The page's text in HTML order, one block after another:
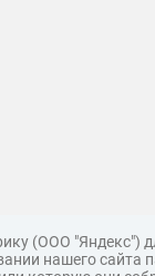
(ООО "Яндекс")
нашего сайта